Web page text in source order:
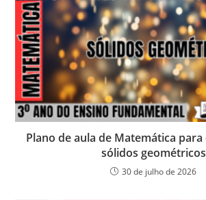
Plano de aula de Matemática para
sólidos geométricos
30 de julho de 2026